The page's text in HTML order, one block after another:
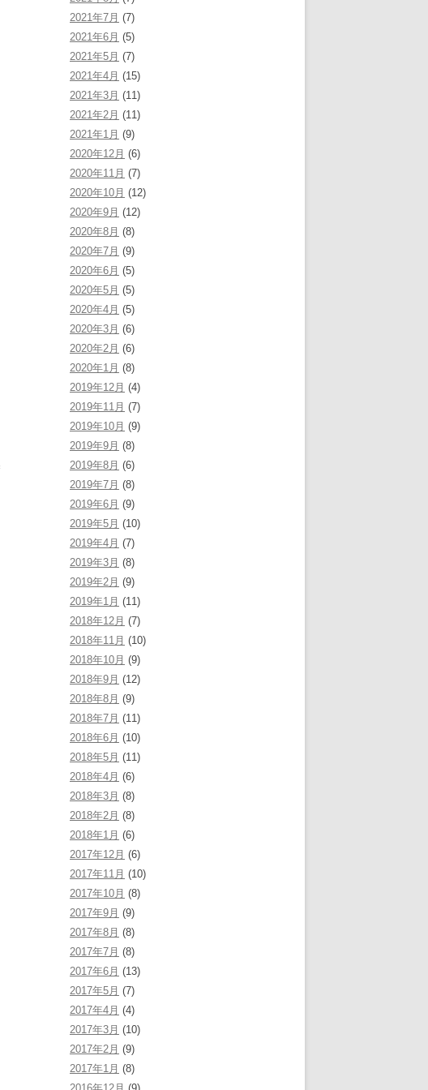
2021年7月 (7)
2021年6月 (5)
2021年5月 (7)
2021年4月 (15)
2021年3月 (11)
2021年2月 (11)
2021年1月 (9)
2020年12月 (6)
2020年11月 (7)
2020年10月 (12)
2020年9月 (12)
2020年8月 (8)
2020年7月 (9)
2020年6月 (5)
2020年5月 (5)
2020年4月 (5)
2020年3月 (6)
2020年2月 (6)
2020年1月 (8)
2019年12月 (4)
2019年11月 (7)
2019年10月 (9)
2019年9月 (8)
2019年8月 (6)
2019年7月 (8)
2019年6月 (9)
2019年5月 (10)
2019年4月 (7)
2019年3月 (8)
2019年2月 (9)
2019年1月 (11)
2018年12月 (7)
2018年11月 (10)
2018年10月 (9)
2018年9月 (12)
2018年8月 (9)
2018年7月 (11)
2018年6月 (10)
2018年5月 (11)
2018年4月 (6)
2018年3月 (8)
2018年2月 (8)
2018年1月 (6)
2017年12月 (6)
2017年11月 (10)
2017年10月 (8)
2017年9月 (9)
2017年8月 (8)
2017年7月 (8)
2017年6月 (13)
2017年5月 (7)
2017年4月 (4)
2017年3月 (10)
2017年2月 (9)
2017年1月 (8)